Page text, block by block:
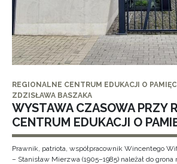
REGIONALNE CENTRUM EDUKACJI O
ZDZISŁAWA BASZAKA
WYSTAWA CZASOWA PRZY
CENTRUM EDUKACJI O
Prawnik, patriota, współpracownik Wincentego
– Stanisław Mierzwa (1905–1985) należał do